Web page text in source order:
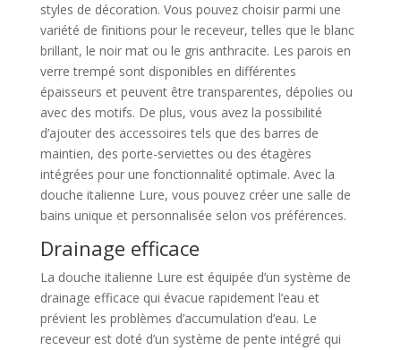
styles de décoration. Vous pouvez choisir parmi une
variété de finitions pour le receveur, telles que le blanc
brillant, le noir mat ou le gris anthracite. Les parois en
verre trempé sont disponibles en différentes
épaisseurs et peuvent être transparentes, dépolies ou
avec des motifs. De plus, vous avez la possibilité
d’ajouter des accessoires tels que des barres de
maintien, des porte-serviettes ou des étagères
intégrées pour une fonctionnalité optimale. Avec la
douche italienne Lure, vous pouvez créer une salle de
bains unique et personnalisée selon vos préférences.
Drainage efficace
La douche italienne Lure est équipée d’un système de
drainage efficace qui évacue rapidement l’eau et
prévient les problèmes d’accumulation d’eau. Le
receveur est doté d’un système de pente intégré qui